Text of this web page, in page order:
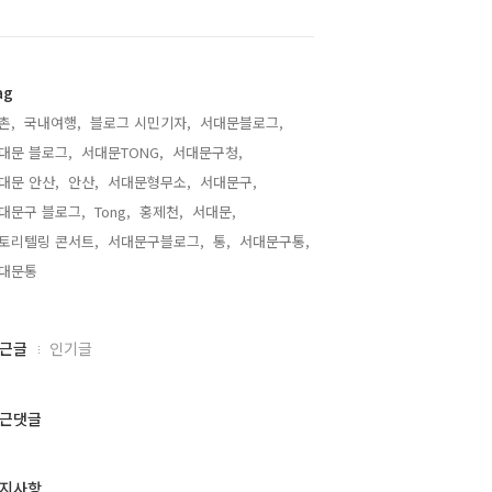
, 국내여행, 블로그 시민기자, 서대문블로그,
문 블로그, 서대문TONG, 서대문구청,
문 안산, 안산, 서대문형무소, 서대문구,
문구 블로그, Tong, 홍제천, 서대문,
리텔링 콘서트, 서대문구블로그, 통, 서대문구통,
문통,
글 인기글
댓글
사항